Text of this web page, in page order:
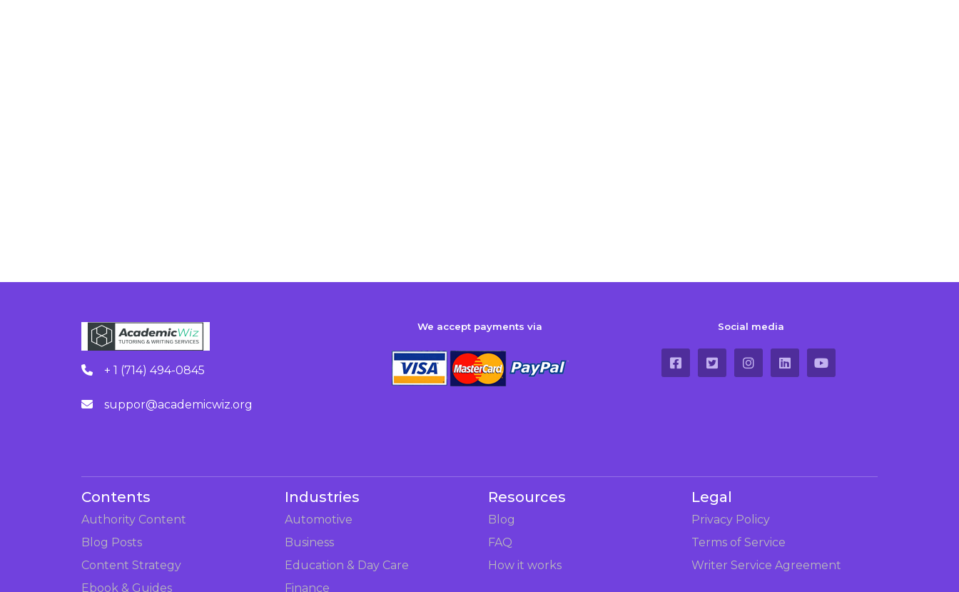
+ 1 (714) 494-0845
suppor@academicwiz.org
We accept payments via Social media
Contents
Authority Content
Blog Posts
Content Strategy
Ebook & Guides
Industries
Automotive
Business
Education & Day Care
Finance
Resources
Blog
FAQ
How it works
Legal
Privacy Policy
Terms of Service
Writer Service Agreement